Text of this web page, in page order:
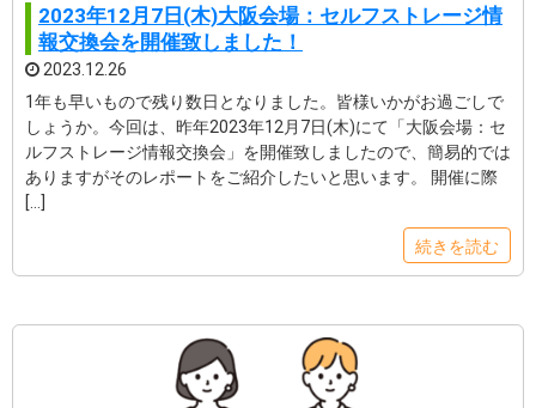
2023年12月7日(木)大阪会場：セルフストレージ情
報交換会を開催致しました！
2023.12.26
1年も早いもので残り数日となりました。皆様いかがお過ごしで
しょうか。今回は、昨年2023年12月7日(木)にて「大阪会場：セ
ルフストレージ情報交換会」を開催致しましたので、簡易的では
ありますがそのレポートをご紹介したいと思います。 開催に際
[…]
続きを読む